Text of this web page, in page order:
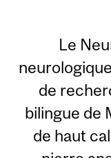
Le
de
bilingue de
de haut